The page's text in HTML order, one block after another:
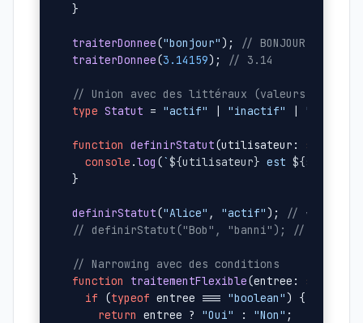
}
traiterDonnee("bonjour");
// BONJOUR
traiterDonnee(3.14159); // 3.14
// Union avec des littéraux (valeurs
type Statut = "actif" | "inactif" |
function definirStatut(utilisateur: string
console .log (`${utilisateur} est ${statut}
}
definirStatut("Alice" , "actif");
// ✓
// definirStatut("Bob", "banni"); // ❌
// Narrowing avec des conditions
function
traitementFlexible(entree: string
if (typeof entree === "boolean") {
return entree ? "Oui" : "Non" ;